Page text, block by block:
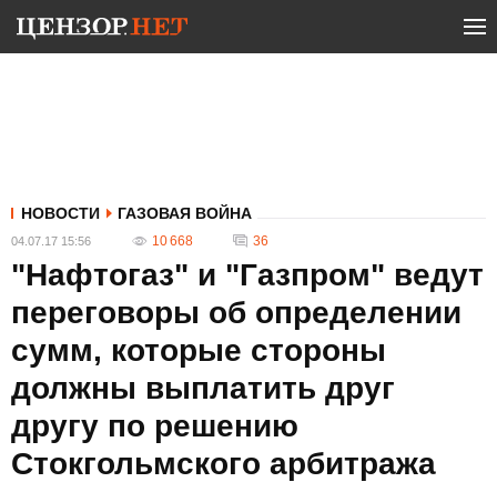
НОВОСТИ ГАЗОВАЯ ВОЙНА
04.07.17 15:56 10 668 36
"Нафтогаз" и "Газпром" ведут
переговоры об определении
сумм, которые стороны
должны выплатить друг
другу по решению
Стокгольмского арбитража